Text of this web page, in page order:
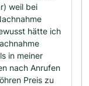
weil bei
hätte ich
in meiner
nach Anrufen
Preis zu